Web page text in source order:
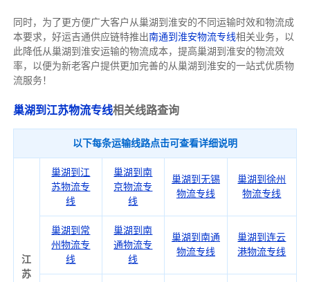
同时，为了更方便广大客户从巢湖到淮安的不同运输时效和物流成
本要求，好运吉通供应链特推出南通到淮安物流专线相关业务，以
此降低从巢湖到淮安运输的物流成本，提高巢湖到淮安的物流效
率，以便为新老客户提供更加完善的从巢湖到淮安的一站式优质物
流服务！
巢湖到江苏物流专线相关线路查询
以下每条运输线路点击可查看详细说明
江
苏
巢湖到江
苏物流专
线
巢湖到南
京物流专
线
巢湖到无锡
物流专线
巢湖到徐州
物流专线
巢湖到常
州物流专
线
巢湖到南
通物流专
线
巢湖到南通
物流专线
巢湖到连云
港物流专线